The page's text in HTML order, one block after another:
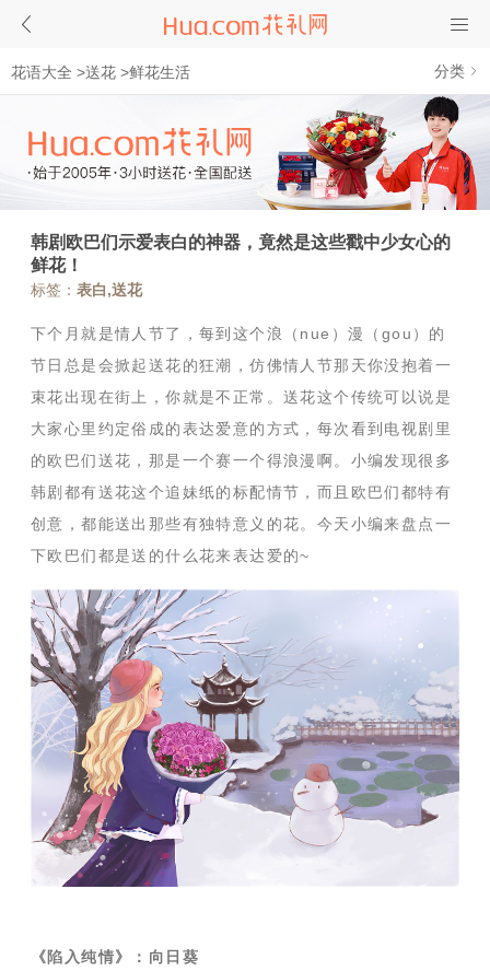
花语大全 >送花 >鲜花生活 分类
韩剧欧巴们示爱表白的神器，竟然是这些戳中少女心的
鲜花！
标签： 表白,送花
下个月就是情人节了，每到这个浪（ nue ）漫（ gou ）的
节日总是会掀起送花的狂潮，仿佛情人节那天你没抱着一
束花出现在街上，你就是不正常。送花这个传统可以说是
大家心里约定俗成的表达爱意的方式，每次看到电视剧里
的欧巴们送花，那是一个赛一个得浪漫啊。小编发现很多
韩剧都有送花这个追妹纸的标配情节，而且欧巴们都特有
创意，都能送出那些有独特意义的花。今天小编来盘点一
下欧巴们都是送的什么花来表达爱的~
《陷入纯情》：向日葵